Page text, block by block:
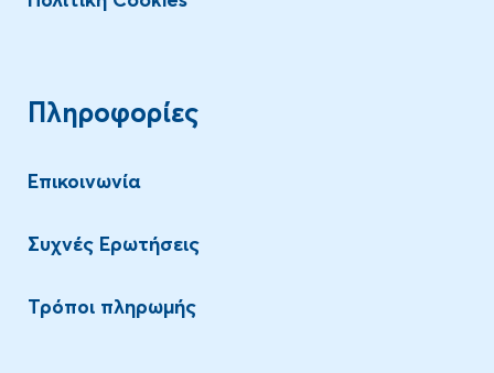
Πληροφορίες
Επικοινωνία
Συχνές Ερωτήσεις
Τρόποι πληρωμής